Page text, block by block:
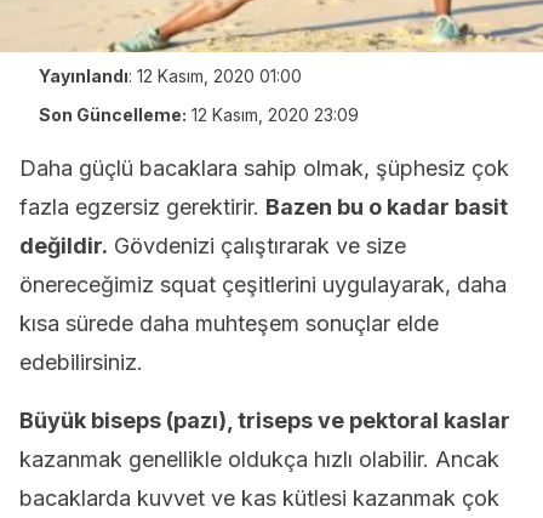
Yayınlandı: 12 Kasım, 2020 01:00
Son Güncelleme: 12 Kasım, 2020 23:09
Daha güçlü bacaklara sahip olmak, şüphesiz çok
fazla egzersiz gerektirir. Bazen bu o kadar basit
değildir. Gövdenizi çalıştırarak ve size
önereceğimiz squat çeşitlerini uygulayarak, daha
kısa sürede daha muhteşem sonuçlar elde
edebilirsiniz.
Büyük biseps (pazı), triseps ve pektoral kaslar
kazanmak genellikle oldukça hızlı olabilir. Ancak
bacaklarda kuvvet ve kas kütlesi kazanmak çok